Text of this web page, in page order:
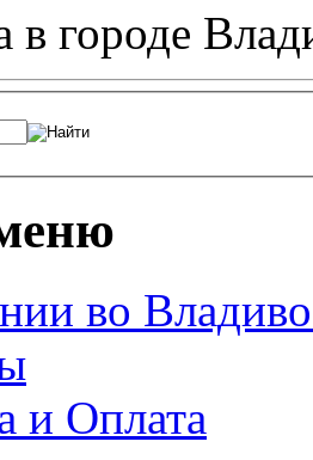
в городе
во
и Оплата